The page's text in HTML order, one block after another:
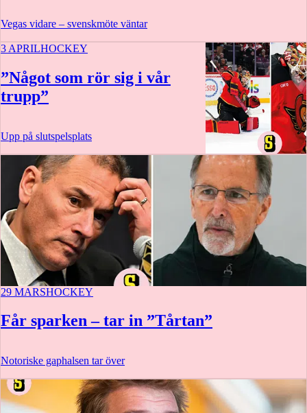
Vegas vidare – svenskmöte väntar
3 APRILHOCKEY
”Något som rör sig i vår
trupp”
Upp på slutspelsplats
29 MARSHOCKEY
Får sparken – tar in ”Tårtan”
Notoriske gaphalsen tar över